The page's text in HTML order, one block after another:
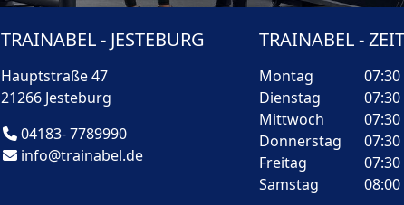
TRAINABEL - JESTEBURG
Hauptstraße 47
21266 Jesteburg
04183- 7789990
info@trainabel.de
TRAINABEL -
Montag 07:30
Dienstag
07:30
Mittwoch
07:30
Donnerstag
07:30
Freitag
07:30
Samstag
08:00